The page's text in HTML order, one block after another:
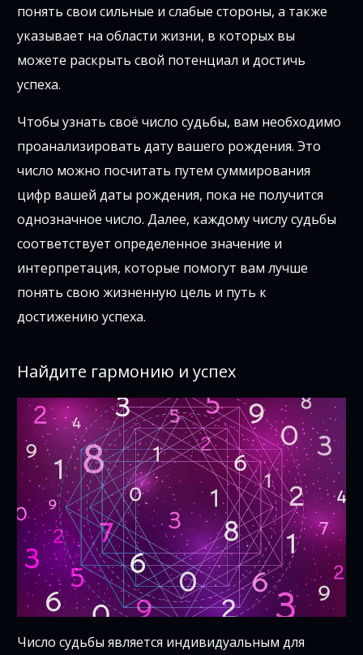
понять свои сильные и слабые стороны, а также
указывает на области жизни, в которых вы
можете раскрыть свой потенциал и достичь
успеха.
Чтобы узнать своё число судьбы, вам необходимо
проанализировать дату вашего рождения. Это
число можно посчитать путем суммирования
цифр вашей даты рождения, пока не получится
однозначное число. Далее, каждому числу судьбы
соответствует определенное значение и
интерпретация, которые помогут вам лучше
понять свою жизненную цель и путь к
достижению успеха.
Найдите гармонию и успех
Число судьбы является индивидуальным для